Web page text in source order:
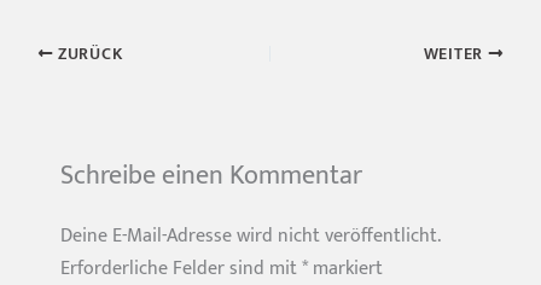
ZURÜCK WEITER
Schreibe einen Kommentar
Deine E-Mail-Adresse wird nicht veröffentlicht.
Erforderliche Felder sind mit*markiert